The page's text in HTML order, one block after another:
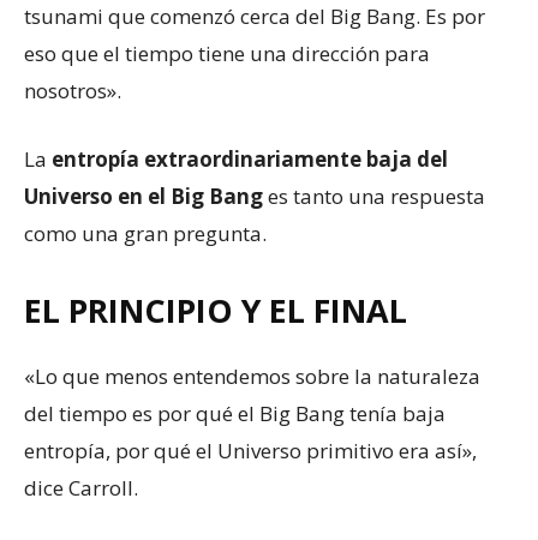
tsunami que comenzó cerca del Big Bang. Es por
eso que el tiempo tiene una dirección para
nosotros».
La entropía extraordinariamente baja del
Universo en el Big Banges tanto una respuesta
como una gran pregunta.
EL PRINCIPIO Y EL FINAL
«Lo que menos entendemos sobre la naturaleza
del tiempo es por qué el Big Bang tenía baja
entropía, por qué el Universo primitivo era así»,
dice Carroll.